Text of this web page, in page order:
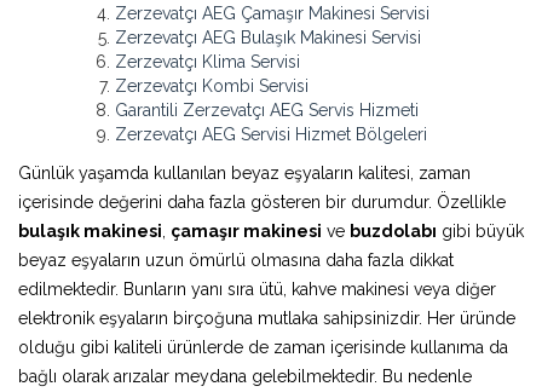
Zerzevatçı AEG Çamaşır Makinesi Servisi
Zerzevatçı AEG Bulaşık Makinesi Servisi
Zerzevatçı Klima Servisi
Zerzevatçı Kombi Servisi
Garantili Zerzevatçı AEG Servis Hizmeti
Zerzevatçı AEG Servisi Hizmet Bölgeleri
Günlük yaşamda kullanılan beyaz eşyaların kalitesi, zaman
içerisinde değerini daha fazla gösteren bir durumdur. Özellikle
bulaşık makinesi çamaşır makinesi ve buzdolabı gibi büyük
beyaz eşyaların uzun ömürlü olmasına daha fazla dikkat
edilmektedir. Bunların yanı sıra ütü, kahve makinesi veya diğer
elektronik eşyaların birçoğuna mutlaka sahipsinizdir. Her üründe
olduğu gibi kaliteli ürünlerde de zaman içerisinde kullanıma da
bağlı olarak arızalar meydana gelebilmektedir. Bu nedenle